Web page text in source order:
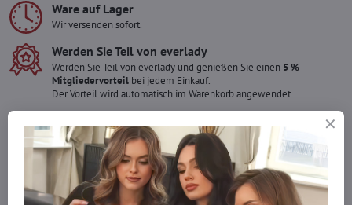
Ware auf Lager
Wir versenden sofort.
Werden Sie Teil von everlady
Werden Sie Teil von everlady und genießen Sie einen 5 %
Mitgliedervorteil bei jedem Einkauf.
Der Vorteil wird automatisch im Warenkorb angewendet.
Möchten Sie mehr bestellen ?
Zögern Sie nicht, uns zu kontaktieren, wir füllen die Ware für Sie